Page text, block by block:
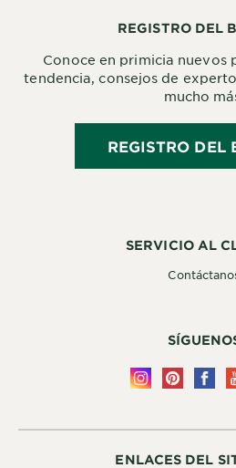
ENLACES DEL
SERVICIO AL
REGISTRO DEL
Conoce en primicia nuevos
tendencia, consejos de
mucho
REGISTRO DEL